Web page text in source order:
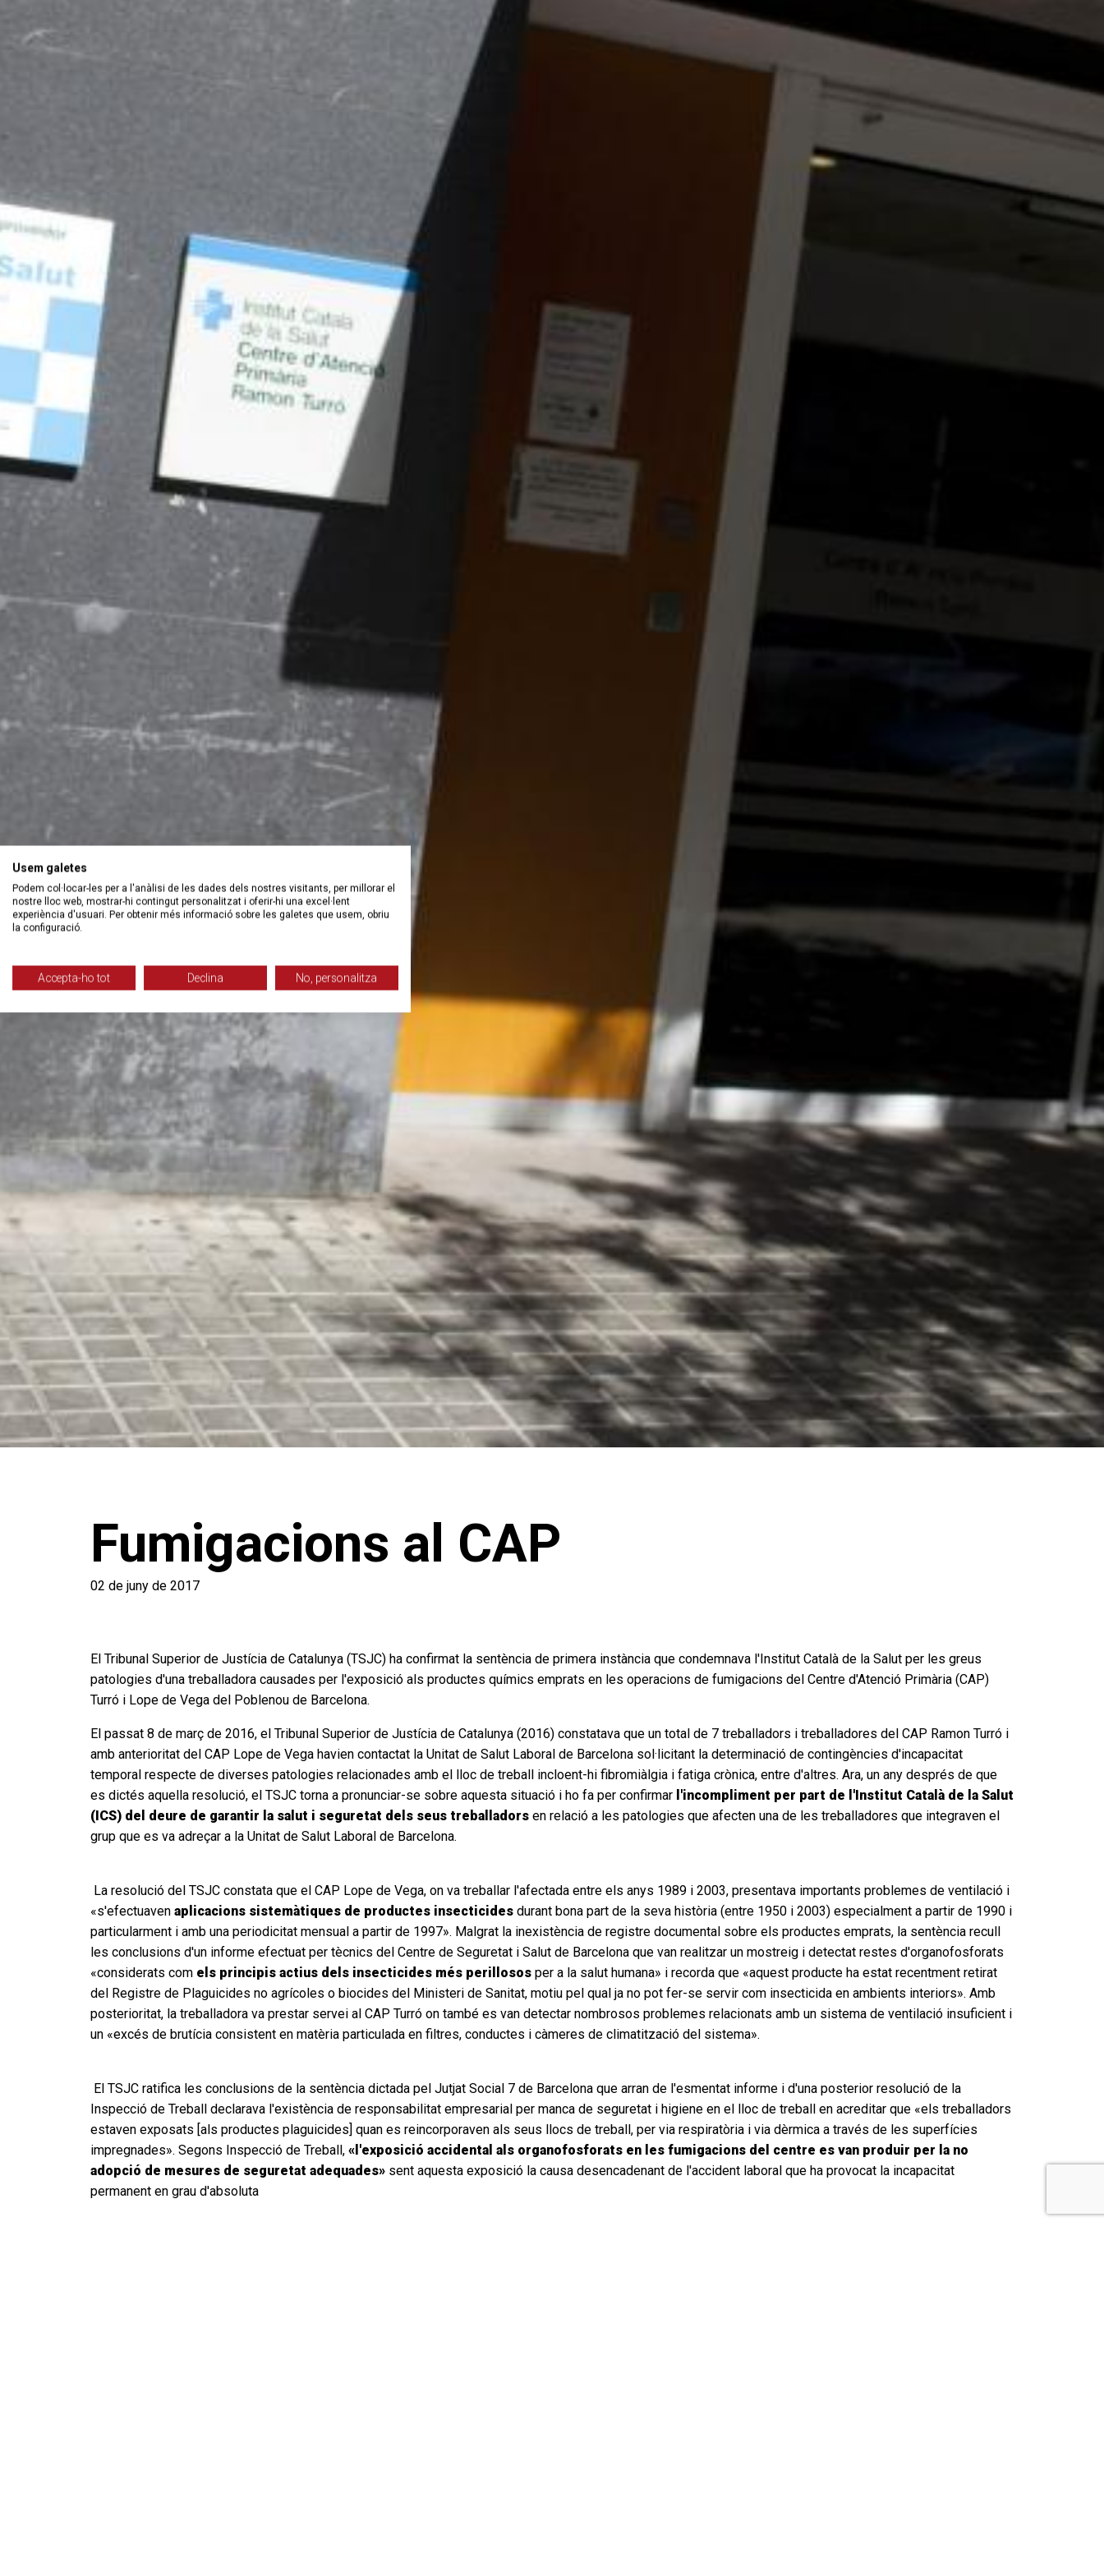
Fumigacions al CAP
02 de juny de 2017
El Tribunal Superior de Justícia de Catalunya (TSJC) ha confirmat la sentència de primera instància que condemnava l'Institut Català de la Salut per les greus
patologies d'una treballadora causades per l'exposició als productes químics emprats en les operacions de fumigacions del Centre d'Atenció Primària (CAP)
Turró i Lope de Vega del Poblenou de Barcelona.
El passat 8 de març de 2016, el Tribunal Superior de Justícia de Catalunya (2016) constatava que un total de 7 treballadors i treballadores del CAP Ramon Turró i
amb anterioritat del CAP Lope de Vega havien contactat la Unitat de Salut Laboral de Barcelona sol·licitant la determinació de contingències d'incapacitat
temporal respecte de diverses patologies relacionades amb el lloc de treball incloent-hi fibromiàlgia i fatiga crònica, entre d'altres. Ara, un any després de que
es dictés aquella resolució, el TSJC torna a pronunciar-se sobre aquesta situació i ho fa per confirmar l'incompliment per part de l'Institut Català de la Salut
(ICS) del deure de garantir la salut i seguretat dels seus treballadors en relació a les patologies que afecten una de les treballadores que integraven el
grup que es va adreçar a la Unitat de Salut Laboral de Barcelona.
La resolució del TSJC constata que el CAP Lope de Vega, on va treballar l'afectada entre els anys 1989 i 2003, presentava importants problemes de ventilació i
«s'efectuaven aplicacions sistemàtiques de productes insecticides durant bona part de la seva història (entre 1950 i 2003) especialment a partir de 1990 i
particularment i amb una periodicitat mensual a partir de 1997». Malgrat la inexistència de registre documental sobre els productes emprats, la sentència recull
les conclusions d'un informe efectuat per tècnics del Centre de Seguretat i Salut de Barcelona que van realitzar un mostreig i detectat restes d'organofosforats
«considerats com els principis actius dels insecticides més perillosos per a la salut humana» i recorda que «aquest producte ha estat recentment retirat
del Registre de Plaguicides no agrícoles o biocides del Ministeri de Sanitat, motiu pel qual ja no pot fer-se servir com insecticida en ambients interiors». Amb
posterioritat, la treballadora va prestar servei al CAP Turró on també es van detectar nombrosos problemes relacionats amb un sistema de ventilació insuficient i
un «excés de brutícia consistent en matèria particulada en filtres, conductes i càmeres de climatització del sistema».
El TSJC ratifica les conclusions de la sentència dictada pel Jutjat Social 7 de Barcelona que arran de l'esmentat informe i d'una posterior resolució de la
Inspecció de Treball declarava l'existència de responsabilitat empresarial per manca de seguretat i higiene en el lloc de treball en acreditar que «els treballadors
estaven exposats [als productes plaguicides] quan es reincorporaven als seus llocs de treball, per via respiratòria i via dèrmica a través de les superfícies
impregnades». Segons Inspecció de Treball, «l'exposició accidental als organofosforats en les fumigacions del centre es van produir per la no
adopció de mesures de seguretat adequades» sent aquesta exposició la causa desencadenant de l'accident laboral que ha provocat la incapacitat
permanent en grau d'absoluta
Usem galetes
Podem col·locar-les per a l'anàlisi de les dades dels nostres visitants, per millorar el
nostre lloc web, mostrar-hi contingut personalitzat i oferir-hi una excel·lent
experiència d'usuari. Per obtenir més informació sobre les galetes que usem, obriu
la configuració.
Accepta-ho tot Declina No, personalitza